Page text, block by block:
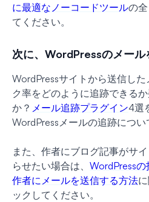
に最適なノーコードツールの
てください。
次に、WordPressのメール
WordPressサイトから送信し
ク率をどのように追跡できる
か？ メール追跡プラグイン4選
WordPressメールの追跡につい
また、作者にブログ記事がサ
らせたい場合は、 WordPress
作者にメールを送信する方法
ックしてください。